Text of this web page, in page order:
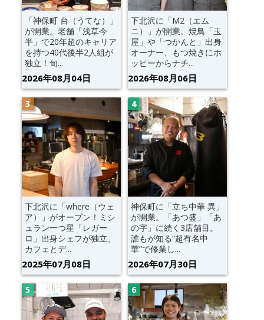
「神保町 台（うてな）」
が開業。老舗「浅草今
半」で20年超のキャリア
を持つ40代後半2人組が
独立！旬...
2026年08月04日
下北沢に「M2（エム
ニ）」が開業。焼鳥「玉
屋」や「つかんと」出身
オーナー、もつ焼きにホ
ッピーからナチ...
2026年08月06日
下北沢に「where（ウェ
ア）」がオープン！ミシ
ュラン一つ星「レガー
ロ」出身シェフが独立、
カフェとデ...
2025年07月08日
神保町に「立ち中華 異」
が開業。「あつ盛」「あ
の字」に続く3店舗目。
誰もが知る“超有名中
華”で修業し...
2026年07月30日